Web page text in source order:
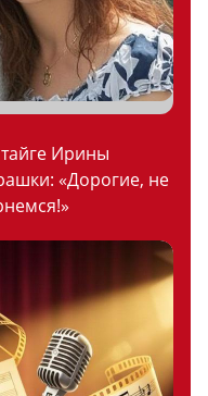
Ирины
«Дорогие, не